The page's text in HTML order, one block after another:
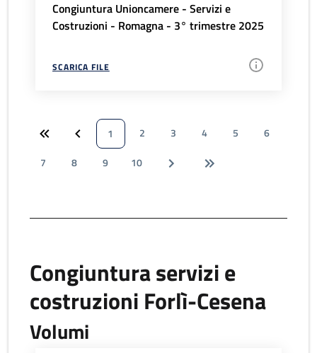
Congiuntura Unioncamere - Servizi e
Costruzioni - Romagna - 3° trimestre 2025
SCARICA FILE
1 2 3 4 5
6
7
8 9 10
Congiuntura servizi e
costruzioni Forlì-Cesena
Volumi